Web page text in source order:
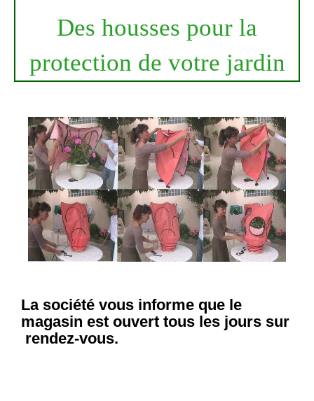
Des housses pour la
protection de votre jardin
La société vous informe que le
magasin est ouvert tous les jours sur
rendez-vous.